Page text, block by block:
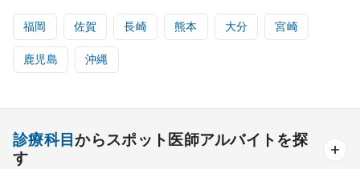
福岡 佐賀 長崎 熊本 大分 宮崎
鹿児島 沖縄
診療科目からスポット医師アルバイトを探
す